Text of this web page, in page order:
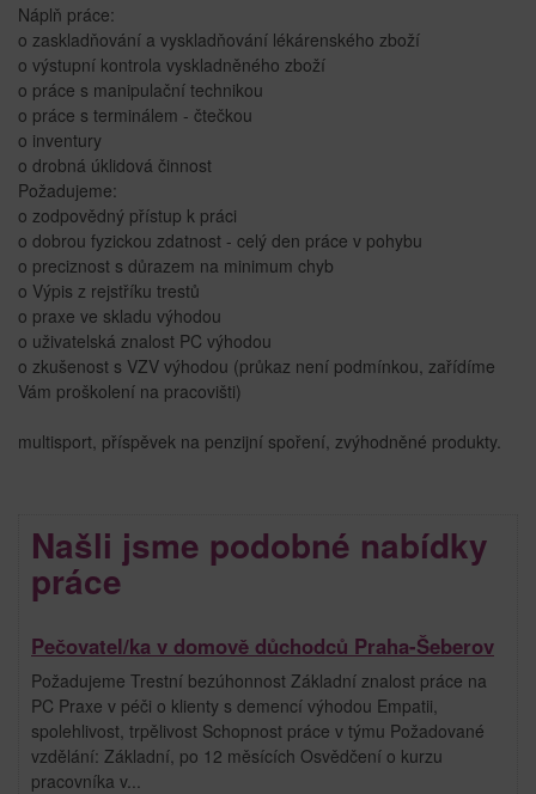
Náplň práce:
o zaskladňování a vyskladňování lékárenského zboží
o výstupní kontrola vyskladněného zboží
o práce s manipulační technikou
o práce s terminálem - čtečkou
o inventury
o drobná úklidová činnost
Požadujeme:
o zodpovědný přístup k práci
o dobrou fyzickou zdatnost - celý den práce v pohybu
o preciznost s důrazem na minimum chyb
o Výpis z rejstříku trestů
o praxe ve skladu výhodou
o uživatelská znalost PC výhodou
o zkušenost s VZV výhodou (průkaz není podmínkou, zařídíme
Vám proškolení na pracovišti)
multisport, příspěvek na penzijní spoření, zvýhodněné produkty.
Našli jsme podobné nabídky
práce
Pečovatel/ka v domově důchodců Praha-Šeberov
Požadujeme Trestní bezúhonnost Základní znalost práce na
PC Praxe v péči o klienty s demencí výhodou Empatii,
spolehlivost, trpělivost Schopnost práce v týmu Požadované
vzdělání: Základní, po 12 měsících Osvědčení o kurzu
pracovníka v...